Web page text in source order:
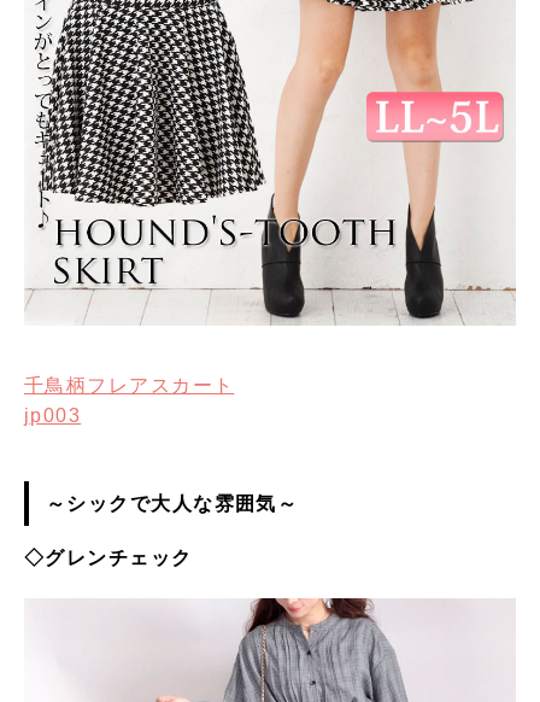
千鳥柄フレアスカート
jp003
～シックで大人な雰囲気～
◇グレンチェック